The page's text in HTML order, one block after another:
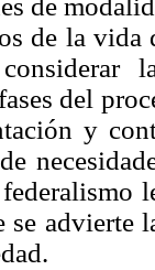
de
de la
del
y
advierte